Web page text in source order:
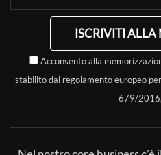
ISCRIVITI ALLA
Acconsento alla
stabilito dal regolamento europeo
679/